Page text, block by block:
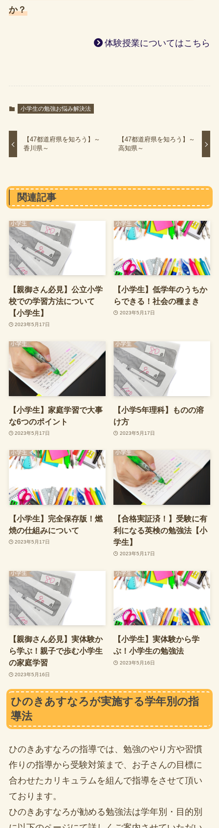
か？
体験授業についてはこちら
小学生の勉強お悩み解決法
【47都道府県を知ろう】～
香川県～
【47都道府県を知ろう】～
高知県～
関連記事
【親御さん必見】公立小学
校での学習方法について
【小学生】
2023年5月17日
【小学生】低学年のうちか
らできる！社会の種まき
2023年5月17日
【小学生】家庭学習で大事
な6つのポイント
2023年5月17日
【小学5年理科】ものの溶
け方
2023年5月17日
【小学生】完全保存版！燃
焼の仕組みについて
2023年5月17日
【合格実証済！】受験に有
利になる英検の勉強法【小
学生】
2023年5月17日
【親御さん必見】実体験か
ら学ぶ！親子で歩む小学生
の家庭学習
2023年5月16日
【小学生】実体験から学
ぶ！小学生の勉強法
2023年5月16日
ひのきあすなろが実施する学年別の指
導法
ひのきあすなろの指導では、勉強のやり方や習慣
作りの指導から受験対策まで、お子さんの目標に
合わせたカリキュラムを組んで指導をさせて頂い
ております。
ひのきあすなろが勧める勉強法は学年別・目的別